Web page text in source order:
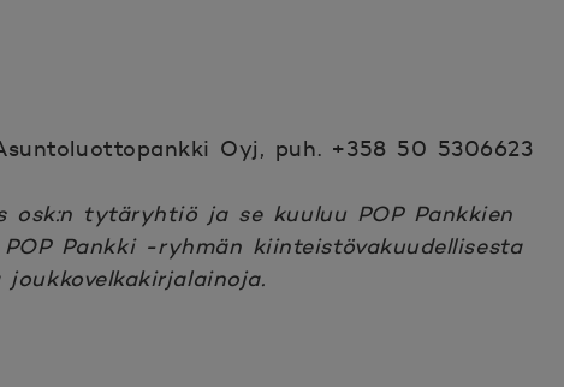
Oyj, puh. +358 50 5306623
osk:n tytäryhtiö ja se kuuluu POP Pankkien
Pankki -ryhmän kiinteistövakuudellisesta